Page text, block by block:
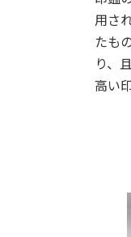
用さ
たも
り、
高い